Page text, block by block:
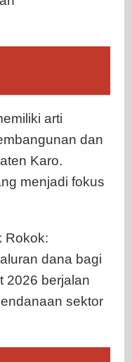
arti
dan
Karo.
menjadi fokus
Rokok:
dana bagi
2026 berjalan
sektor